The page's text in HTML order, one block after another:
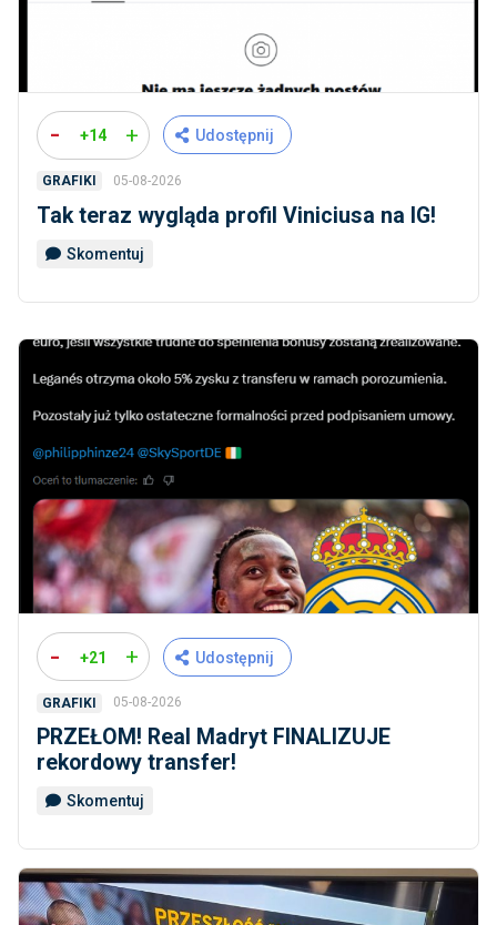
- +14 + Udostępnij
GRAFIKI 05-08-2026
Tak teraz wygląda profil Viniciusa na IG!
Skomentuj
- +21 + Udostępnij
GRAFIKI 05-08-2026
PRZEŁOM! Real Madryt FINALIZUJE
rekordowy transfer!
Skomentuj